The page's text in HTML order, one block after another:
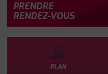
PLAN
PRENDRE
RENDEZ-VOUS